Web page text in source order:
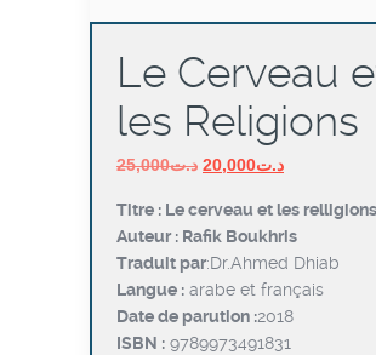
Le Cerveau
les Religions
د.ت25,000
Le
initial
était :
د.ت25,000.
د.ت20,000
Le
actuel
est :
Titre : Le cerveau et les relligions
Auteur : Rafik Boukhris
Traduit par:Dr.Ahmed Dhiab
Langue : arabe et français
Date de parution :2018
ISBN : 9789973491831